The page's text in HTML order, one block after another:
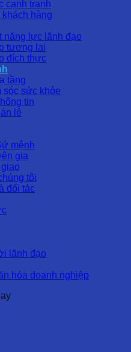
cạnh tranh
khách hàng
năng lực lãnh đạo
tương lai
đích thực
tầng
sóc sức khỏe
tin
lẻ
mệnh
gia
tôi
đối tác
lãnh đạo
hóa doanh nghiệp